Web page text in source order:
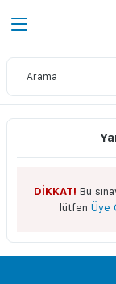
DİKKAT! Bu
lütfen Üye